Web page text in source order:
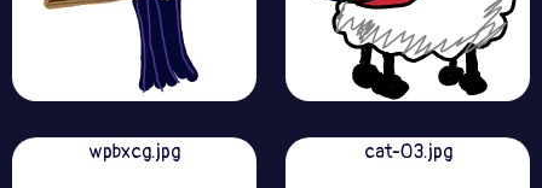
wpbxcg.jpg cat-03.jpg